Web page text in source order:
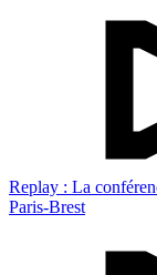
Replay : La
Paris-Brest